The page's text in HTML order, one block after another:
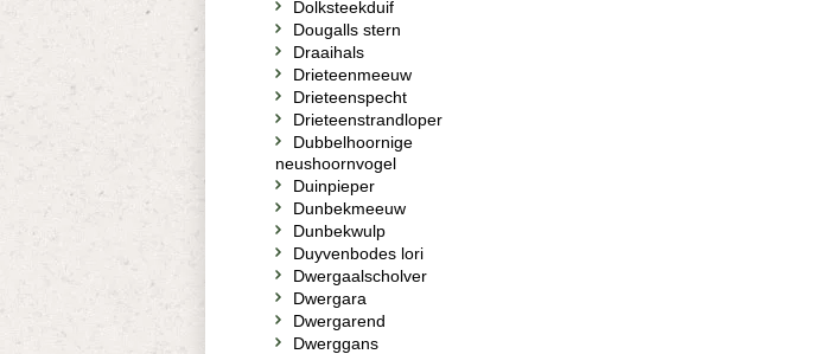
Dolksteekduif
Dougalls stern
Draaihals
Drieteenmeeuw
Drieteenspecht
Drieteenstrandloper
Dubbelhoornige
neushoornvogel
Duinpieper
Dunbekmeeuw
Dunbekwulp
Duyvenbodes lori
Dwergaalscholver
Dwergara
Dwergarend
Dwerggans